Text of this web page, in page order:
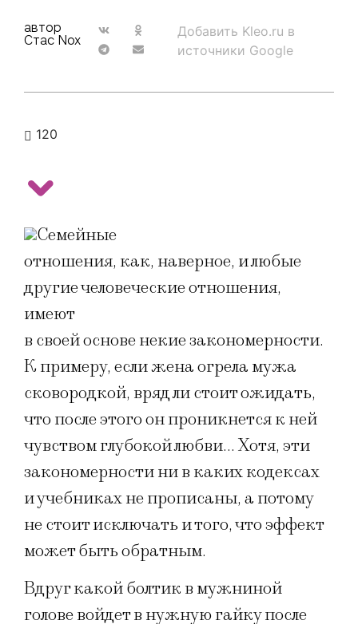
автор
Стас Nox
Добавить Kleo.ru в
источники Google
120
Семейные
отношения, как, наверное, и любые
другие человеческие отношения,
имеют
в своей основе некие закономерности.
К примеру, если жена огрела мужа
сковородкой, вряд ли стоит ожидать,
что после этого он проникнется к ней
чувством глубокой любви… Хотя, эти
закономерности ни в каких кодексах
и учебниках не прописаны, а потому
не стоит исключать и того, что эффект
может быть обратным.
Вдруг какой болтик в мужниной
голове войдет в нужную гайку после